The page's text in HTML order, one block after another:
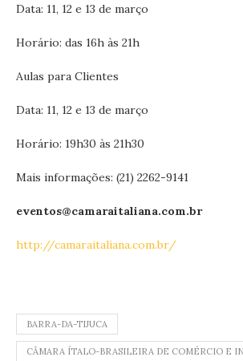
Data: 11, 12 e 13 de março
Horário: das 16h às 21h
Aulas para Clientes
Data: 11, 12 e 13 de março
Horário: 19h30 às 21h30
Mais informações: (21) 2262-9141
eventos@camaraitaliana.com.br
http://camaraitaliana.com.br/
BARRA-DA-TIJUCA
CÂMARA ÍTALO-BRASILEIRA DE COMÉRCIO E